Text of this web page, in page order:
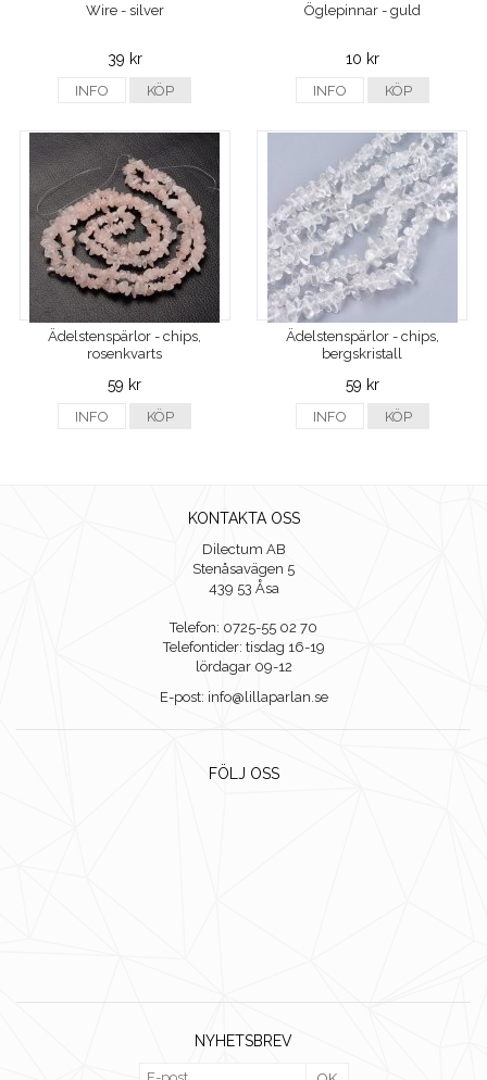
Wire - silver
39 kr
INFO KÖP
Öglepinnar - guld
10 kr
INFO KÖP
Ädelstenspärlor - chips,
rosenkvarts
59 kr
INFO KÖP
Ädelstenspärlor - chips,
bergskristall
59 kr
INFO KÖP
KONTAKTA OSS
Dilectum AB
Stenåsavägen 5
439 53 Åsa
Telefon: 0725-55 02 70
Telefontider: tisdag 16-19
lördagar 09-12
E-post: info@lillaparlan.se
FÖLJ OSS
NYHETSBREV